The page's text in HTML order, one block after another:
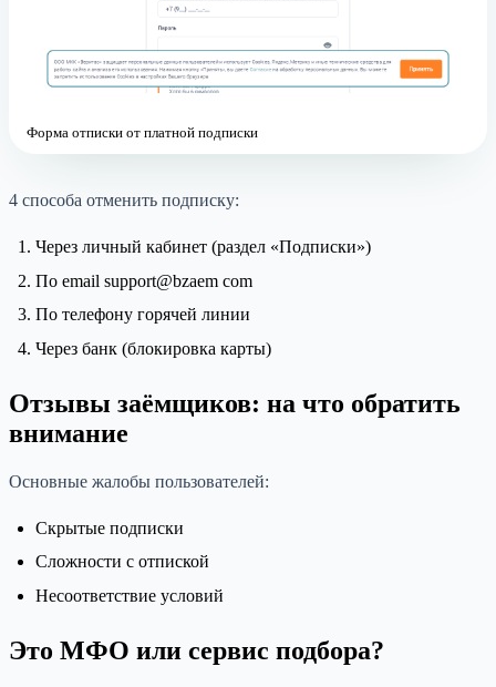
Форма отписки от платной подписки
4 способа отменить подписку:
Через личный кабинет (раздел «Подписки»)
По email support@bzaem com
По телефону горячей линии
Через банк (блокировка карты)
Отзывы заёмщиков: на что обратить
внимание
Основные жалобы пользователей:
Скрытые подписки
Сложности с отпиской
Несоответствие условий
Это МФО или сервис подбора?